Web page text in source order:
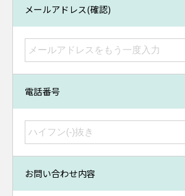
メールアドレス(確認)
電話番号
お問い合わせ内容